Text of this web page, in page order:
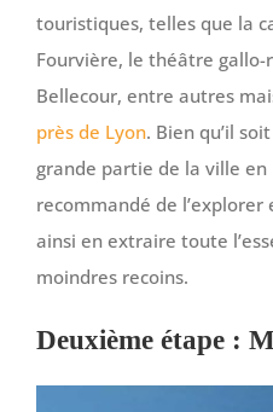
touristiques, telles que la
Fourvière, le théâtre gallo-
Bellecour, entre autres
près de Lyon. Bien qu’il
grande partie de la ville
recommandé de
ainsi en extraire toute
moindres recoins.
Deuxième étape :